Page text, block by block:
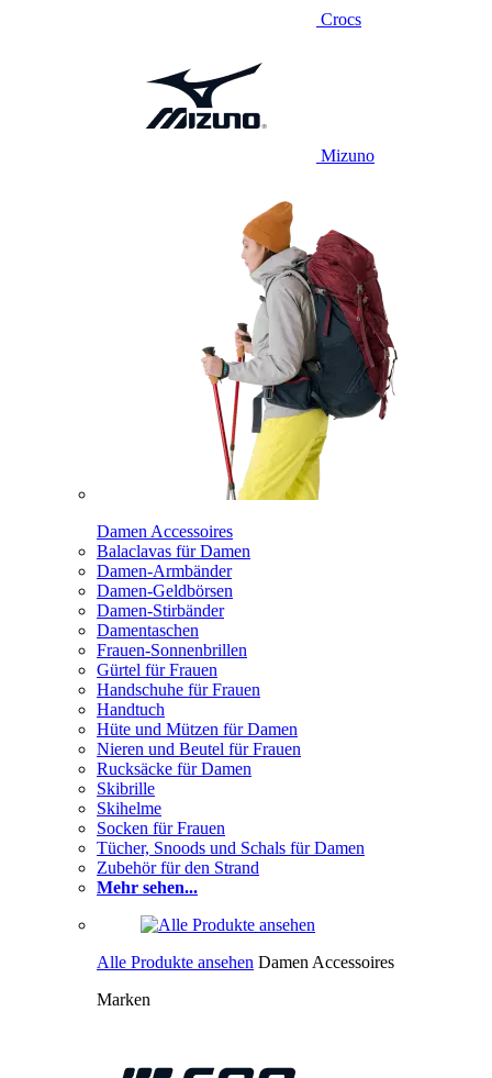
Crocs
Mizuno
Damen Accessoires
Balaclavas für Damen
Damen-Armbänder
Damen-Geldbörsen
Damen-Stirbänder
Damentaschen
Frauen-Sonnenbrillen
Gürtel für Frauen
Handschuhe für Frauen
Handtuch
Hüte und Mützen für Damen
Nieren und Beutel für Frauen
Rucksäcke für Damen
Skibrille
Skihelme
Socken für Frauen
Tücher, Snoods und Schals für Damen
Zubehör für den Strand
Mehr sehen...
Alle Produkte ansehen Damen Accessoires
Marken